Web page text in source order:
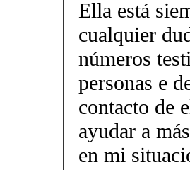
Ella está
cualquier
números
personas e
contacto de
ayudar a
en mi